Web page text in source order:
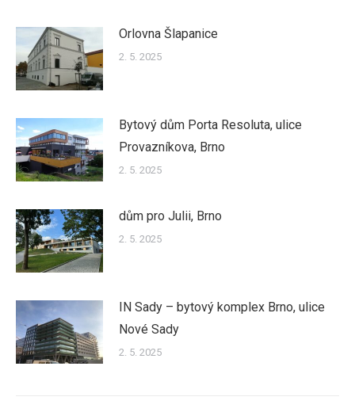
Orlovna Šlapanice
2. 5. 2025
Bytový dům Porta Resoluta, ulice
Provazníkova, Brno
2. 5. 2025
dům pro Julii, Brno
2. 5. 2025
IN Sady – bytový komplex Brno, ulice
Nové Sady
2. 5. 2025